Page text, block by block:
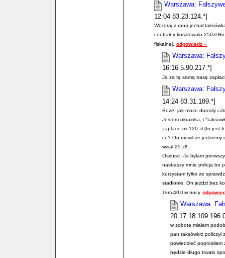
Warszawa:
12:04 83.23.124.*]
Wczoraj z rana jechał
centralny kosztowała
fiskalnej.
odpowiedz »
Warszawa:
16:16 5.90.217.*]
Ja za tę samą trasę
Warszawa:
14:24 83.31.189.*]
Boze, jak moze dorosly
Jestem ukrainka, i
zaplacic mi 120 zl (to jest
co? On mowil ze jedziemy
wzial 25 zl!
Oszusci. Ja bylam
nastraszy mnie policja bo
korzystam tylko ze
stadionie. On jezdzi bez
1km-40zl w nocy
Warszawa:
20 17:18
w sobote miałam
pan taksówkrz policzył
powiedzieć poprosiłam
będzie długo trwało